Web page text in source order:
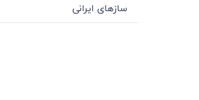
سازهای ایرانی